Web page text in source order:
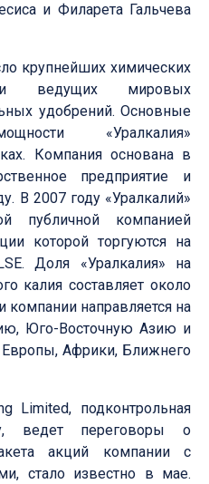
и Филарета Гальчева
крупнейших химических
ведущих мировых
удобрений. Основные
«Уралкалия»
Компания основана в
предприятие и
В 2007 году «Уралкалий»
публичной компанией
которой торгуются на
Доля «Уралкалия» на
калия составляет около
компании направляется на
Юго-Восточную Азию и
Африки, Ближнего
Limited, подконтрольная
ведет переговоры о
акций компании с
стало известно в мае.